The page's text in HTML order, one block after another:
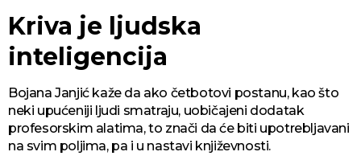
Kriva je ljudska
inteligencija
Bojana Janjić kaže da ako četbotovi postanu, kao što
neki upućeniji ljudi smatraju, uobičajeni dodatak
profesorskim alatima, to znači da će biti upotrebljavani
na svim poljima, pa i u nastavi književnosti.